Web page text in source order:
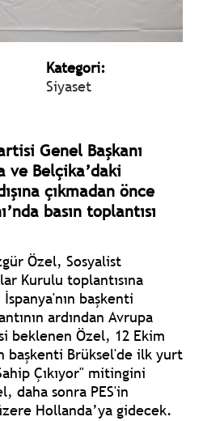
Kategori:
Siyaset
Genel Başkanı
ve Belçika’daki
çıkmadan önce
basın toplantısı
Özel, Sosyalist
Kurulu toplantısına
başkenti
ardından Avrupa
beklenen Özel, 12 Ekim
başkenti Brüksel'de ilk yurt
Çıkıyor" mitingini
daha sonra PES'in
Hollanda’ya gidecek.